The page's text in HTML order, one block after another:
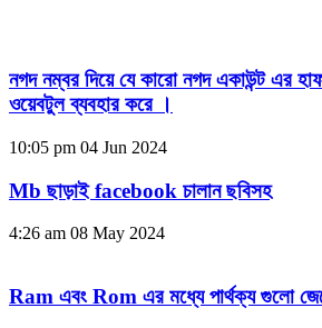
নগদ নম্বর দিয়ে যে কারো নগদ একাউন্ট এর
ওয়েবটুল ব্যবহার করে ।
10:05 pm 04 Jun 2024
Mb ছাড়াই facebook চালান ছবিসহ
4:26 am 08 May 2024
Ram এবং Rom এর মধ্যে পার্থক্য গুলো